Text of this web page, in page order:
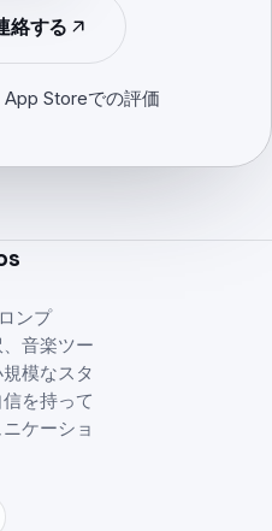
絡する
App Storeでの評価
ンプ
音楽ツー
模なスタ
を持って
ケーショ